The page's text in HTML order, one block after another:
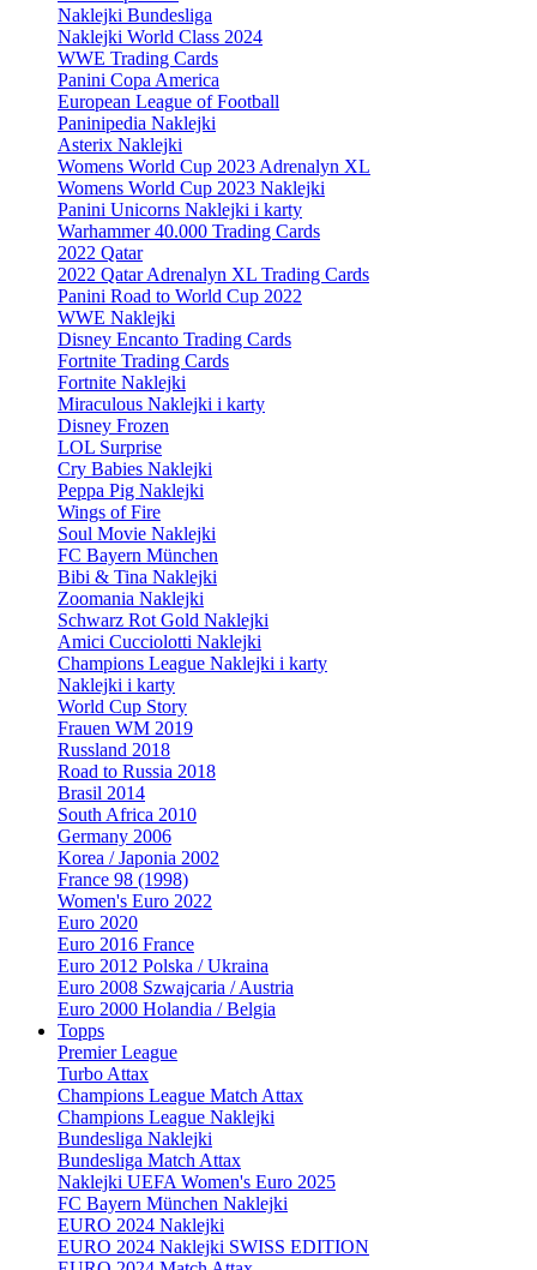
Naklejki Bundesliga
Naklejki World Class 2024
WWE Trading Cards
Panini Copa America
European League of Football
Paninipedia Naklejki
Asterix Naklejki
Womens World Cup 2023 Adrenalyn XL
Womens World Cup 2023 Naklejki
Panini Unicorns Naklejki i karty
Warhammer 40.000 Trading Cards
2022 Qatar
2022 Qatar Adrenalyn XL Trading Cards
Panini Road to World Cup 2022
WWE Naklejki
Disney Encanto Trading Cards
Fortnite Trading Cards
Fortnite Naklejki
Miraculous Naklejki i karty
Disney Frozen
LOL Surprise
Cry Babies Naklejki
Peppa Pig Naklejki
Wings of Fire
Soul Movie Naklejki
FC Bayern München
Bibi & Tina Naklejki
Zoomania Naklejki
Schwarz Rot Gold Naklejki
Amici Cucciolotti Naklejki
Champions League Naklejki i karty
Naklejki i karty
World Cup Story
Frauen WM 2019
Russland 2018
Road to Russia 2018
Brasil 2014
South Africa 2010
Germany 2006
Korea / Japonia 2002
France 98 (1998)
Women's Euro 2022
Euro 2020
Euro 2016 France
Euro 2012 Polska / Ukraina
Euro 2008 Szwajcaria / Austria
Euro 2000 Holandia / Belgia
Topps
Premier League
Turbo Attax
Champions League Match Attax
Champions League Naklejki
Bundesliga Naklejki
Bundesliga Match Attax
Naklejki UEFA Women's Euro 2025
FC Bayern München Naklejki
EURO 2024 Naklejki
EURO 2024 Naklejki SWISS EDITION